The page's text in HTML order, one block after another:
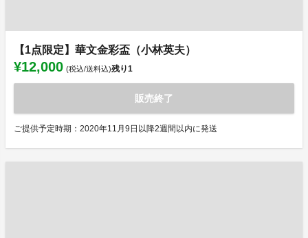
【1点限定】華文金彩盃（小林英夫）
¥12,000 (税込/送料込)残り1
販売終了
ご提供予定時期：2020年11月9日以降2週間以内に発送